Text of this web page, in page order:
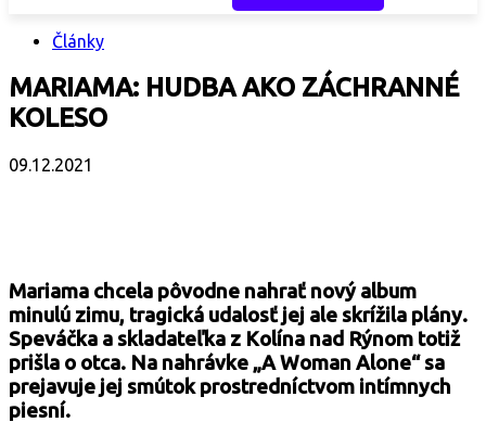
Články
MARIAMA: HUDBA AKO ZÁCHRANNÉ
KOLESO
09.12.2021
Mariama chcela pôvodne nahrať nový album
minulú zimu, tragická udalosť jej ale skrížila plány.
Speváčka a skladateľka z Kolína nad Rýnom totiž
prišla o otca. Na nahrávke „A Woman Alone“ sa
prejavuje jej smútok prostredníctvom intímnych
piesní.